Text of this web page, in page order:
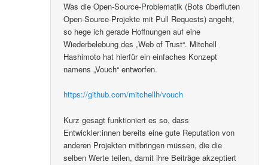
Was die Open-Source-Problematik (Bots überfluten
Open-Source-Projekte mit Pull Requests) angeht,
so hege ich gerade Hoffnungen auf eine
Wiederbelebung des „Web of Trust“. Mitchell
Hashimoto hat hierfür ein einfaches Konzept
namens „Vouch“ entworfen.
https://github.com/mitchellh/vouch
Kurz gesagt funktioniert es so, dass
Entwickler:innen bereits eine gute Reputation von
anderen Projekten mitbringen müssen, die die
selben Werte teilen, damit ihre Beiträge akzeptiert